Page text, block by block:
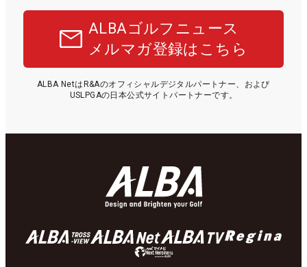
ALBAゴルフニュース
メルマガ登録はこちら
ALBA NetはR&Aのオフィシャルデジタルパートナー、および
USLPGAの日本公式サイトパートナーです。